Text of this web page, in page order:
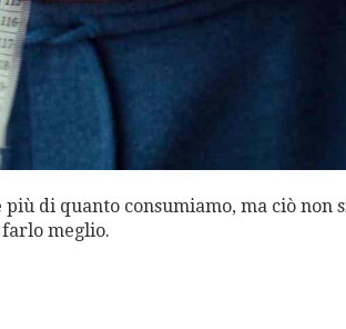
di quanto consumiamo, ma ciò non
meglio.